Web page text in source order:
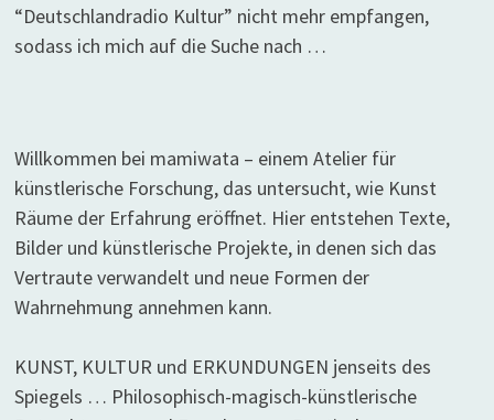
“Deutschlandradio Kultur” nicht mehr empfangen,
sodass ich mich auf die Suche nach …
Willkommen bei mamiwata – einem Atelier für
künstlerische Forschung, das untersucht, wie Kunst
Räume der Erfahrung eröffnet. Hier entstehen Texte,
Bilder und künstlerische Projekte, in denen sich das
Vertraute verwandelt und neue Formen der
Wahrnehmung annehmen kann.
KUNST, KULTUR und ERKUNDUNGEN jenseits des
Spiegels … Philosophisch-magisch-künstlerische